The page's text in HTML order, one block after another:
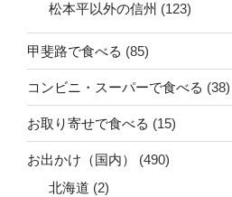
松本平以外の信州 (123)
甲斐路で食べる (85)
コンビニ・スーパーで食べる (38)
お取り寄せで食べる (15)
お出かけ（国内）
(490)
北海道 (2)